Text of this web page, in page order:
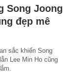
Song Joong
đẹp mê
sắc khiến Song
Lee Min Ho cũng